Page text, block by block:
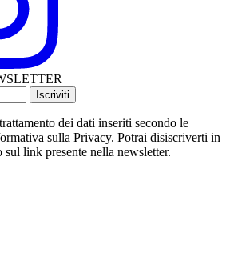
Iscriviti
dei dati inseriti secondo le
sulla Privacy. Potrai disiscriverti in
link presente nella newsletter.